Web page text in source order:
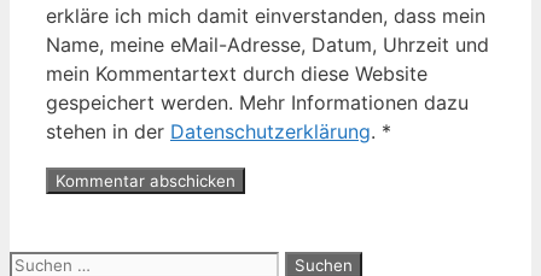
erkläre ich mich damit einverstanden, dass mein
Name, meine eMail-Adresse, Datum, Uhrzeit und
mein Kommentartext durch diese Website
gespeichert werden. Mehr Informationen dazu
stehen in der Datenschutzerklärung. *
Suche